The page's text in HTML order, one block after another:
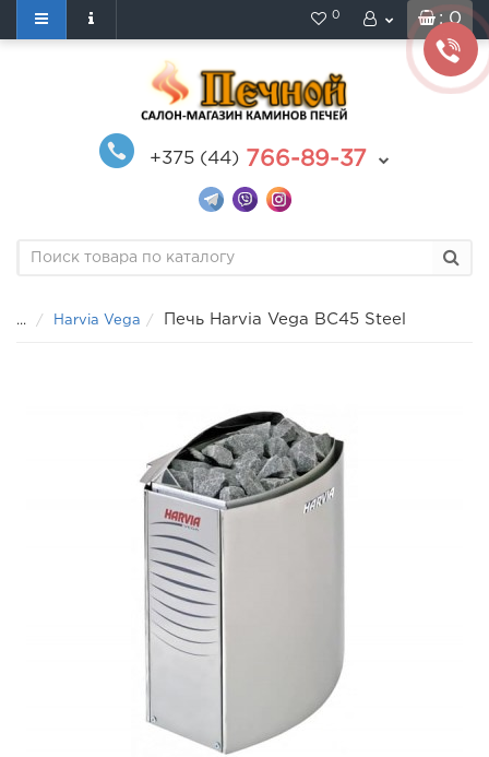
: 0
0
+375 (44) 766-89-37
... Harvia Vega Печь Harvia Vega BC45 Steel